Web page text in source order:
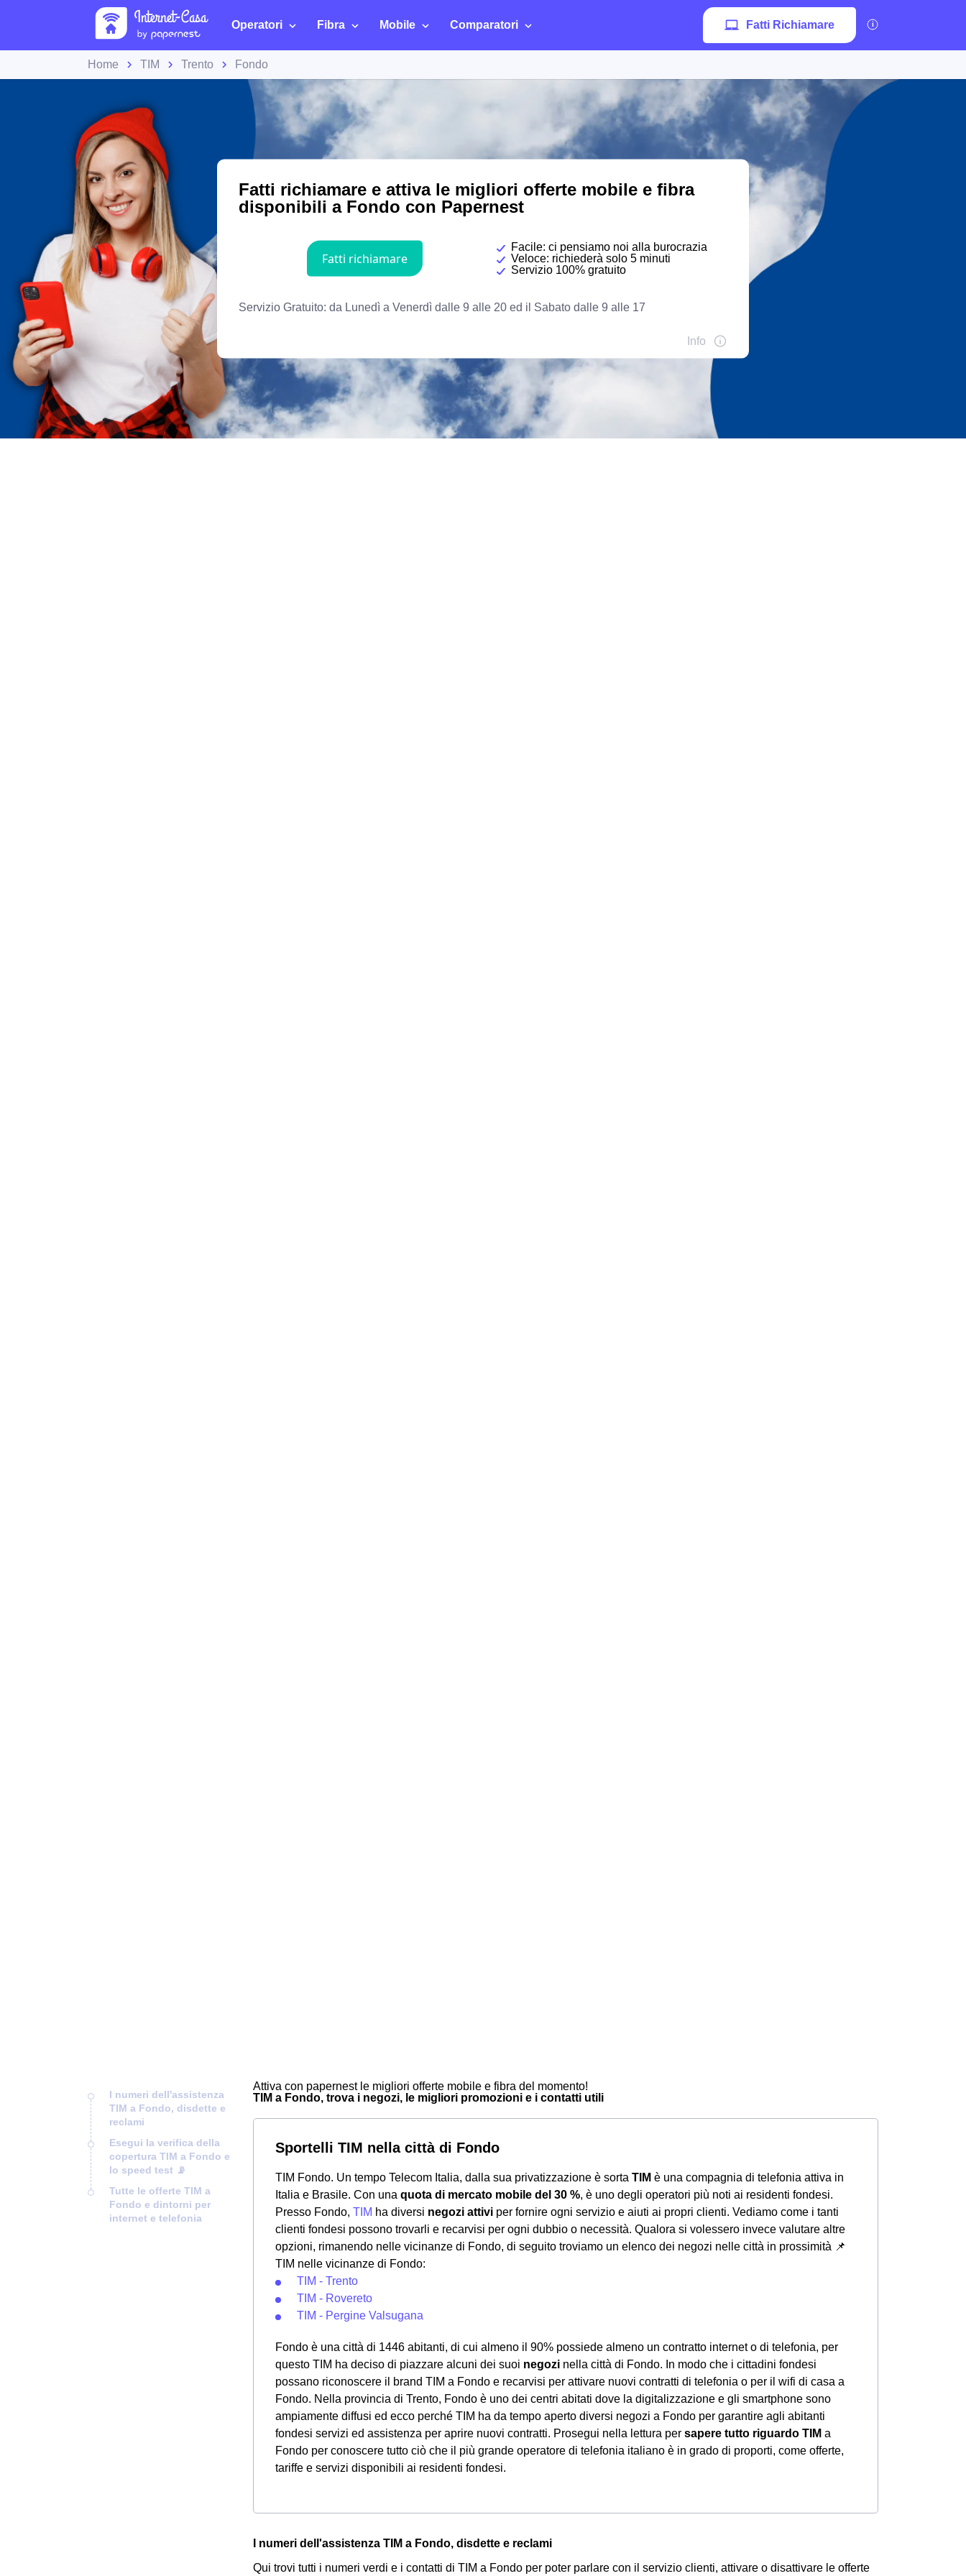
Operatori Fibra Mobile Comparatori Fatti Richiamare
Home TIM Trento Fondo
I numeri dell'assistenza
TIM a Fondo, disdette e
reclami
Esegui la verifica della
copertura TIM a Fondo e
lo speed test 📡
Tutte le offerte TIM a
Fondo e dintorni per
internet e telefonia
Attiva con papernest le migliori offerte mobile e fibra del momento!
TIM a Fondo, trova i negozi, le migliori promozioni e i contatti utili
Sportelli TIM nella città di Fondo
TIM Fondo. Un tempo Telecom Italia, dalla sua privatizzazione è sorta TIM è una compagnia di telefonia attiva in
Italia e Brasile. Con una quota di mercato mobile del 30 %, è uno degli operatori più noti ai residenti fondesi.
Presso Fondo, TIM ha diversi negozi attivi per fornire ogni servizio e aiuti ai propri clienti. Vediamo come i tanti
clienti fondesi possono trovarli e recarvisi per ogni dubbio o necessità. Qualora si volessero invece valutare altre
opzioni, rimanendo nelle vicinanze di Fondo, di seguito troviamo un elenco dei negozi nelle città in prossimità 📌
TIM nelle vicinanze di Fondo:
TIM - Trento
TIM - Rovereto
TIM - Pergine Valsugana
Fondo è una città di 1446 abitanti, di cui almeno il 90% possiede almeno un contratto internet o di telefonia, per
questo TIM ha deciso di piazzare alcuni dei suoi negozi nella città di Fondo. In modo che i cittadini fondesi
possano riconoscere il brand TIM a Fondo e recarvisi per attivare nuovi contratti di telefonia o per il wifi di casa a
Fondo. Nella provincia di Trento, Fondo è uno dei centri abitati dove la digitalizzazione e gli smartphone sono
ampiamente diffusi ed ecco perché TIM ha da tempo aperto diversi negozi a Fondo per garantire agli abitanti
fondesi servizi ed assistenza per aprire nuovi contratti. Prosegui nella lettura per sapere tutto riguardo TIM a
Fondo per conoscere tutto ciò che il più grande operatore di telefonia italiano è in grado di proporti, come offerte,
tariffe e servizi disponibili ai residenti fondesi.
I numeri dell'assistenza TIM a Fondo, disdette e reclami
Qui trovi tutti i numeri verdi e i contatti di TIM a Fondo per poter parlare con il servizio clienti, attivare o disattivare le offerte